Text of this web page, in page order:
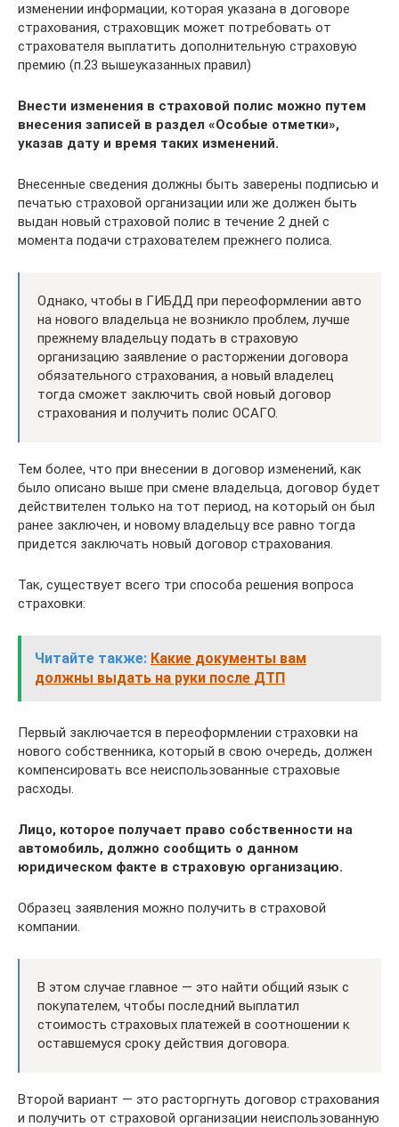
изменении информации, которая указана в договоре
страхования, страховщик может потребовать от
страхователя выплатить дополнительную страховую
премию (п.23 вышеуказанных правил)
Внести изменения в страховой полис можно путем
внесения записей в раздел «Особые отметки»,
указав дату и время таких изменений.
Внесенные сведения должны быть заверены подписью и
печатью страховой организации или же должен быть
выдан новый страховой полис в течение 2 дней с
момента подачи страхователем прежнего полиса.
Однако, чтобы в ГИБДД при переоформлении авто
на нового владельца не возникло проблем, лучше
прежнему владельцу подать в страховую
организацию заявление о расторжении договора
обязательного страхования, а новый владелец
тогда сможет заключить свой новый договор
страхования и получить полис ОСАГО.
Тем более, что при внесении в договор изменений, как
было описано выше при смене владельца, договор будет
действителен только на тот период, на который он был
ранее заключен, и новому владельцу все равно тогда
придется заключать новый договор страхования.
Так, существует всего три способа решения вопроса
страховки:
Читайте также: Какие документы вам
должны выдать на руки после ДТП
Первый заключается в переоформлении страховки на
нового собственника, который в свою очередь, должен
компенсировать все неиспользованные страховые
расходы.
Лицо, которое получает право собственности на
автомобиль, должно сообщить о данном
юридическом факте в страховую организацию.
Образец заявления можно получить в страховой
компании.
В этом случае главное — это найти общий язык с
покупателем, чтобы последний выплатил
стоимость страховых платежей в соотношении к
оставшемуся сроку действия договора.
Второй вариант — это расторгнуть договор страхования
и получить от страховой организации неиспользованную